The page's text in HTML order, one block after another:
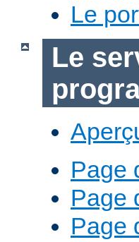
Le
Le
Page
Page
Page